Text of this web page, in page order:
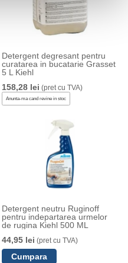
Detergent degresant pentru
curatarea in bucatarie Grasset
5 L Kiehl
158,28 lei (pret cu TVA)
Anunta-ma cand revine in stoc
Detergent neutru Ruginoff
pentru indepartarea urmelor
de rugina Kiehl 500 ML
44,95 lei (pret cu TVA)